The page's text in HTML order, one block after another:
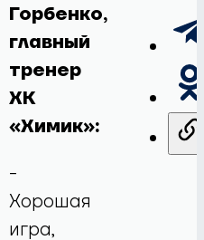
Горбенко,
главный
тренер
ХК
«Химик»:
-
Хорошая
игра,